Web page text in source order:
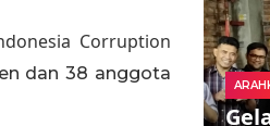
Corruption
dan 38 anggota